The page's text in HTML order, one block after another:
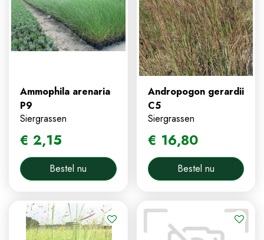
Ammophila arenaria
P9
Siergrassen
€ 2,15
Bestel nu
Andropogon gerardii
C5
Siergrassen
€ 16,80
Bestel nu